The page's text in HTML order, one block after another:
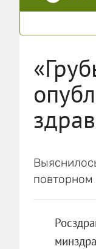
повторном